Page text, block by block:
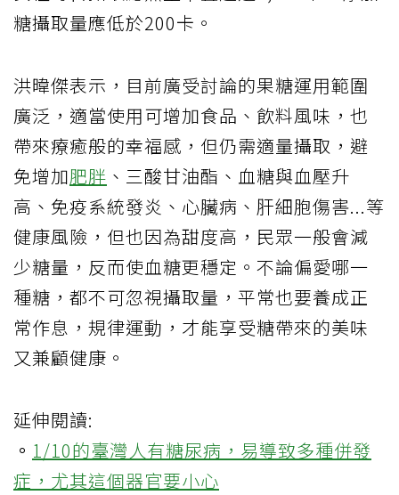
糖攝取量應低於200卡。
洪暐傑表示，目前廣受討論的果糖運用範圍
廣泛，適當使用可增加食品、飲料風味，也
帶來療癒般的幸福感，但仍需適量攝取，避
免增加肥胖 、三酸甘油酯、血糖與血壓升
高、免疫系統發炎、心臟病、肝細胞傷害...等
健康風險，但也因為甜度高，民眾一般會減
少糖量，反而使血糖更穩定。不論偏愛哪一
種糖，都不可忽視攝取量，平常也要養成正
常作息，規律運動，才能享受糖帶來的美味
又兼顧健康。
延伸閱讀:
。 1/10的臺灣人有糖尿病，易導致多種併發
症，尤其這個器官要小心